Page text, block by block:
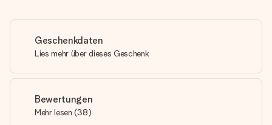
Geschenkdaten
Lies mehr über dieses Geschenk
Bewertungen
Mehr lesen (38)